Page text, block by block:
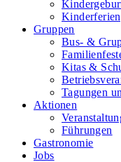
Gruppen
Bus- &
Kitas &
Tagungen
Aktionen
Führungen
Gastronomie
Jobs